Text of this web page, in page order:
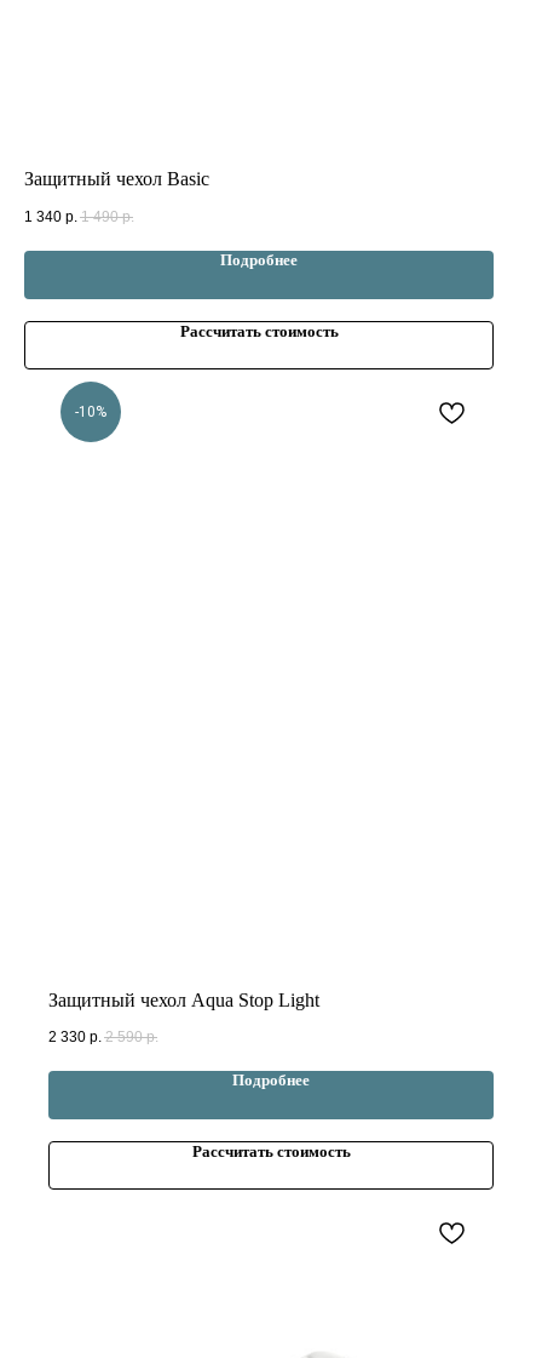
Защитный чехол Basic
1 340 р. 1 490 р.
Подробнее
Рассчитать стоимость
-10%
Защитный чехол Aqua Stop Light
2 330 р. 2 590 р.
Подробнее
Рассчитать стоимость